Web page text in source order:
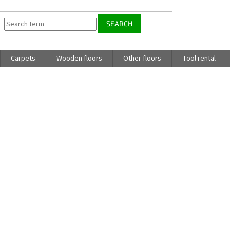
SEARCH
Carpets Wooden floors Other floors Tool rental